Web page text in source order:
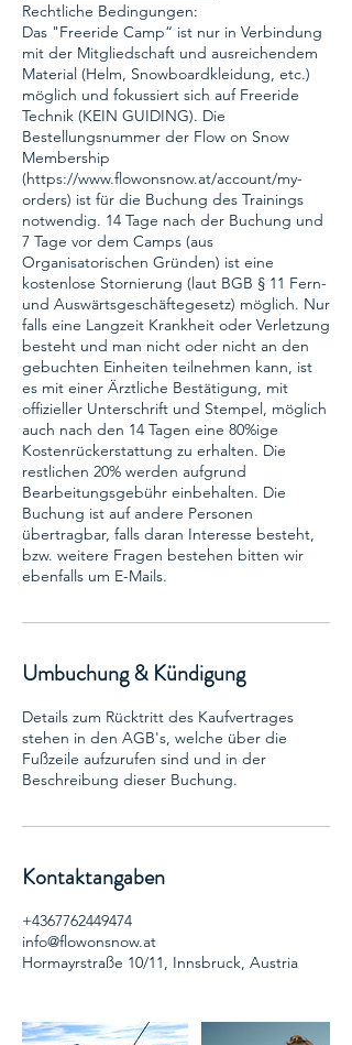
Rechtliche Bedingungen:
Das "Freeride Camp“ ist nur in Verbindung
mit der Mitgliedschaft und ausreichendem
Material (Helm, Snowboardkleidung, etc.)
möglich und fokussiert sich auf Freeride
Technik (KEIN GUIDING). Die
Bestellungsnummer der Flow on Snow
Membership
(https://www.flowonsnow.at/account/my-
orders) ist für die Buchung des Trainings
notwendig. 14 Tage nach der Buchung und
7 Tage vor dem Camps (aus
Organisatorischen Gründen) ist eine
kostenlose Stornierung (laut BGB § 11 Fern-
und Auswärtsgeschäftegesetz) möglich. Nur
falls eine Langzeit Krankheit oder Verletzung
besteht und man nicht oder nicht an den
gebuchten Einheiten teilnehmen kann, ist
es mit einer Ärztliche Bestätigung, mit
offizieller Unterschrift und Stempel, möglich
auch nach den 14 Tagen eine 80%ige
Kostenrückerstattung zu erhalten. Die
restlichen 20% werden aufgrund
Bearbeitungsgebühr einbehalten. Die
Buchung ist auf andere Personen
übertragbar, falls daran Interesse besteht,
bzw. weitere Fragen bestehen bitten wir
ebenfalls um E-Mails.
Umbuchung & Kündigung
Details zum Rücktritt des Kaufvertrages
stehen in den AGB's, welche über die
Fußzeile aufzurufen sind und in der
Beschreibung dieser Buchung.
Kontaktangaben
+4367762449474
info@flowonsnow.at
Hormayrstraße 10/11, Innsbruck, Austria